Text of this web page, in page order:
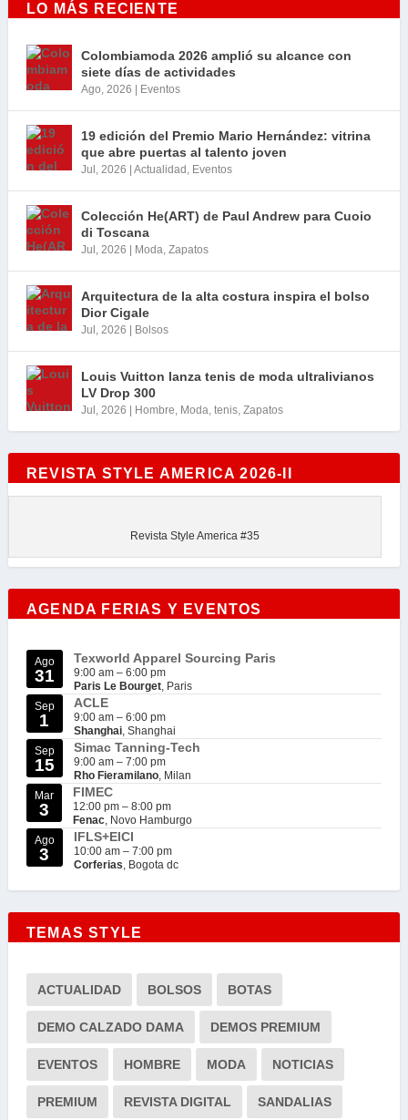
LO MÁS RECIENTE
Colombiamoda 2026 amplió su alcance con
siete días de actividades
Ago, 2026 Eventos
19 edición del Premio Mario Hernández: vitrina
que abre puertas al talento joven
Jul, 2026 Actualidad , Eventos
Colección He(ART) de Paul Andrew para Cuoio
di Toscana
Jul, 2026 Moda, Zapatos
Arquitectura de la alta costura inspira el bolso
Dior Cigale
Jul, 2026 Bolsos
Louis Vuitton lanza tenis de moda ultralivianos
LV Drop 300
Jul, 2026 Hombre, Moda, tenis, Zapatos
REVISTA STYLE AMERICA 2026-II
Revista Style America #35
AGENDA FERIAS Y EVENTOS
Ago
31
Texworld Apparel Sourcing Paris
9:00 am – 6:00 pm
Paris Le Bourget, Paris
Sep
1
ACLE
9:00 am – 6:00 pm
Shanghai, Shanghai
Sep
15
Simac Tanning-Tech
9:00 am – 7:00 pm
Rho Fieramilano, Milan
Mar
3
FIMEC
12:00 pm – 8:00 pm
Fenac, Novo Hamburgo
Ago
3
IFLS+EICI
10:00 am – 7:00 pm
Corferias, Bogota dc
TEMAS STYLE
ACTUALIDAD BOLSOS BOTAS
DEMO CALZADO DAMA DEMOS PREMIUM
EVENTOS HOMBRE MODA NOTICIAS
PREMIUM REVISTA DIGITAL SANDALIAS